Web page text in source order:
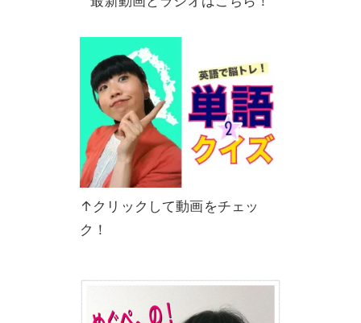
↑クリックして動画をチェッ
ク！